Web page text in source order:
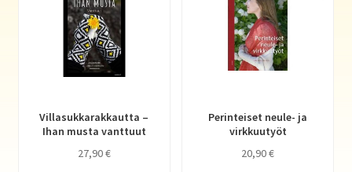
Villasukkarakkautta –
Ihan musta vanttuut
27,90€
Perinteiset neule- ja
virkkuutyöt
20,90€